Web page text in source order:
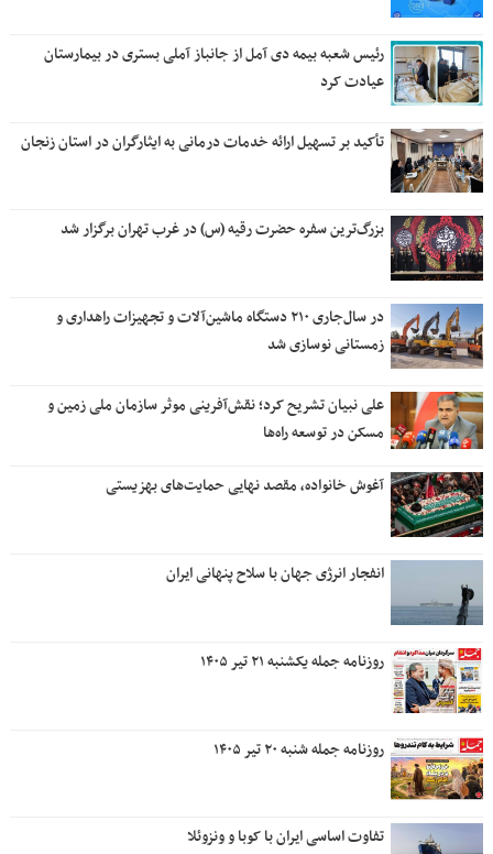
رئیس شعبه بیمه دی آمل از جانباز آملی بستری در بیمارستان
عیادت کرد
تأکید بر تسهیل ارائه خدمات درمانی به ایثارگران در استان زنجان
بزرگ‌ترین سفره حضرت رقیه (س) در غرب تهران برگزار شد
در سال‌جاری ۲۱۰ دستگاه ماشین‌آلات و تجهیزات راهداری و
زمستانی نوسازی شد
علی نبیان تشریح کرد؛ نقش‌آفرینی موثر سازمان ملی زمین و
مسکن در توسعه راه‌ها
آغوش خانواده، مقصد نهایی حمایت‌های بهزیستی
انفجار انرژی جهان با سلاح پنهانی ایران
روزنامه جمله یکشنبه ۲۱ تیر ۱۴۰۵
روزنامه جمله شنبه ۲۰ تیر ۱۴۰۵
تفاوت اساسی ایران با کوبا و ونزوئلا